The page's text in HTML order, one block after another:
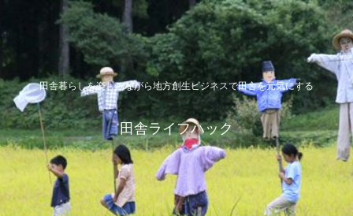
田舎暮らしを楽しみながら地方創生ビジネスで田舎を元気にする
田舎ライフハック